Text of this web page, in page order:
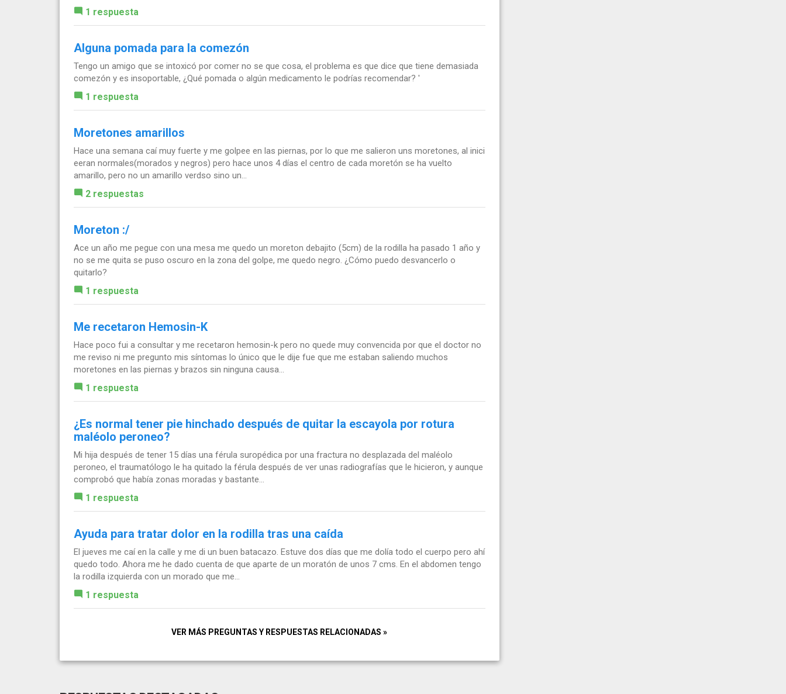
1 respuesta
Alguna pomada para la comezón
Tengo un amigo que se intoxicó por comer no se que cosa, el problema es que dice que tiene demasiada
comezón y es insoportable, ¿Qué pomada o algún medicamento le podrías recomendar? '
1 respuesta
Moretones amarillos
Hace una semana caí muy fuerte y me golpee en las piernas, por lo que me salieron uns moretones, al inici
eeran normales(morados y negros) pero hace unos 4 días el centro de cada moretón se ha vuelto
amarillo, pero no un amarillo verdso sino un...
2 respuestas
Moreton :/
Ace un año me pegue con una mesa me quedo un moreton debajito (5cm) de la rodilla ha pasado 1 año y
no se me quita se puso oscuro en la zona del golpe, me quedo negro. ¿Cómo puedo desvancerlo o
quitarlo?
1 respuesta
Me recetaron Hemosin-K
Hace poco fui a consultar y me recetaron hemosin-k pero no quede muy convencida por que el doctor no
me reviso ni me pregunto mis síntomas lo único que le dije fue que me estaban saliendo muchos
moretones en las piernas y brazos sin ninguna causa...
1 respuesta
¿Es normal tener pie hinchado después de quitar la escayola por rotura
maléolo peroneo?
Mi hija después de tener 15 días una férula suropédica por una fractura no desplazada del maléolo
peroneo, el traumatólogo le ha quitado la férula después de ver unas radiografías que le hicieron, y aunque
comprobó que había zonas moradas y bastante...
1 respuesta
Ayuda para tratar dolor en la rodilla tras una caída
El jueves me caí en la calle y me di un buen batacazo. Estuve dos días que me dolía todo el cuerpo pero ahí
quedo todo. Ahora me he dado cuenta de que aparte de un moratón de unos 7 cms. En el abdomen tengo
la rodilla izquierda con un morado que me...
1 respuesta
VER MÁS PREGUNTAS Y RESPUESTAS RELACIONADAS »